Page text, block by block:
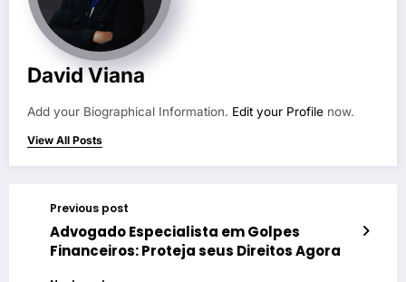
David Viana
Add your Biographical Information. Edit your Profile now.
View All Posts
Previous post
Advogado Especialista em Golpes
Financeiros: Proteja seus Direitos Agora